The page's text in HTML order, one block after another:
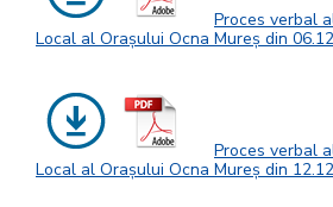
Proces verbal
Local al Orașului Ocna Mureș din
Proces verbal
Local al Orașului Ocna Mureș din